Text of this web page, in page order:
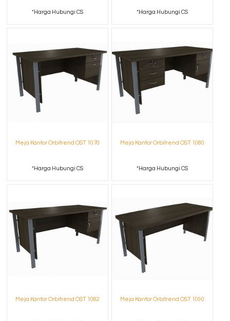
*Harga Hubungi CS *Harga Hubungi CS
Meja Kantor Orbitrend OST 1070
*Harga Hubungi CS
Meja Kantor Orbitrend OST 1080
*Harga Hubungi CS
Meja Kantor Orbitrend OST 1082 Meja Kantor Orbitrend OST 1090